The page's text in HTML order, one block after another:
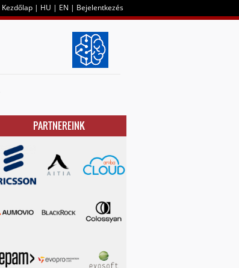
Kezdőlap | HU | EN | Bejelentkezés
PARTNEREINK